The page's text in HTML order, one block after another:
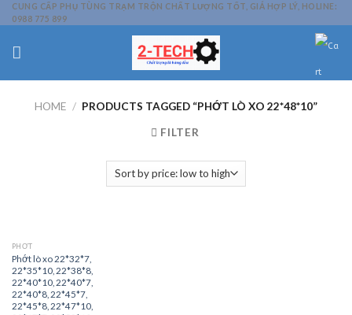
Skip
to
CUNG CẤP PHỤ TÙNG TRẠM TRỘN CHẤT LƯỢNG TỐT, GIÁ HỢP LÝ, HOLINE:
0988 775 899
HOME / PRODUCTS TAGGED “PHỚT LÒ XO 22*48*10”
FILTER
PHỚT
Phớt lò xo 22*32*7,
22*35*10, 22*38*8,
22*40*10, 22*40*7,
22*40*8, 22*45*7,
22*45*8, 22*47*10,